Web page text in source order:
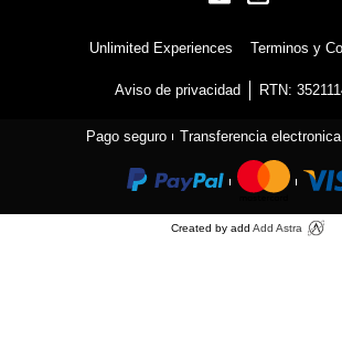
Unlimited Experiences Terminos y
Aviso de privacidad RTN:
Pago seguro Transferencia
Created by add Add Astra